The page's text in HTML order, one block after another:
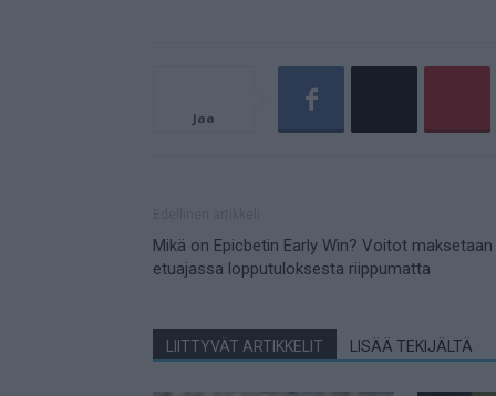
Jaa
Mikä on Epicbetin Early Win? Voitot maksetaan
etuajassa lopputuloksesta riippumatta
LIITTYVÄT ARTIKKELIT LISÄÄ TEKIJÄLTÄ